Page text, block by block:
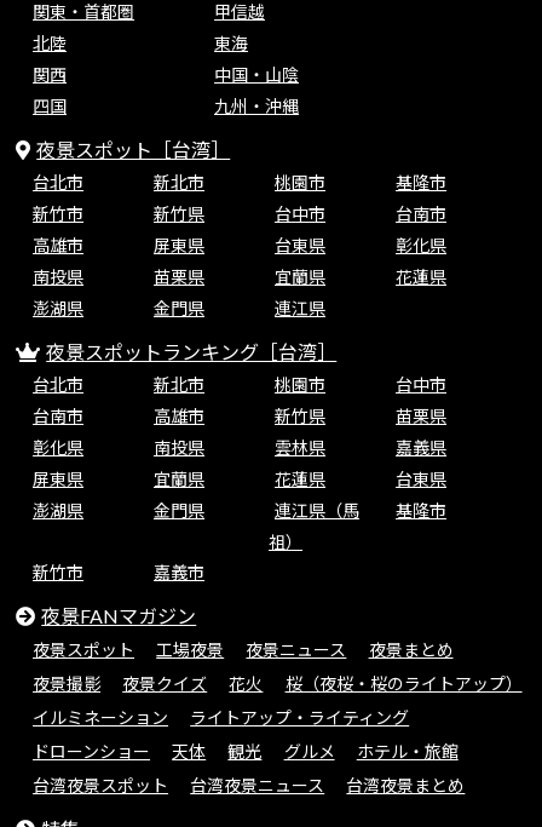
関東・首都圏
甲信越
北陸
東海
関西
中国・山陰
四国
九州・沖縄
夜景スポット［台湾］
台北市 新北市 桃園市
基隆市
新竹市
新竹県 台中市
台南市
高雄市
屏東県 台東県
彰化県
南投県
苗栗県 宜蘭県
花蓮県
澎湖県
金門県 連江県
夜景スポットランキング［台湾］
台北市 新北市 桃園市
台中市
台南市
高雄市 新竹県
苗栗県
彰化県
南投県 雲林県
嘉義県
屏東県
宜蘭県 花蓮県
台東県
澎湖県
金門県
連江県（馬
祖）
基隆市
新竹市 嘉義市
夜景FANマガジン
夜景スポット 工場夜景 夜景ニュース
夜景まとめ
夜景撮影
夜景クイズ 花火
桜（夜桜・桜のライトアップ）
イルミネーション
ライトアップ・ライティング
ドローンショー
天体 観光 グルメ
ホテル・旅館
台湾夜景スポット
台湾夜景ニュース 台湾夜景まとめ